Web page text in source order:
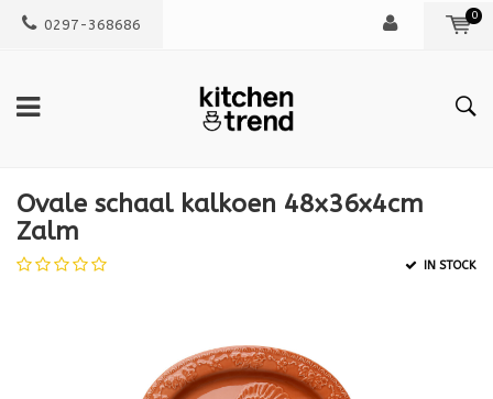
0297-368686
0
Ovale schaal kalkoen 48x36x4cm
Zalm
IN STOCK